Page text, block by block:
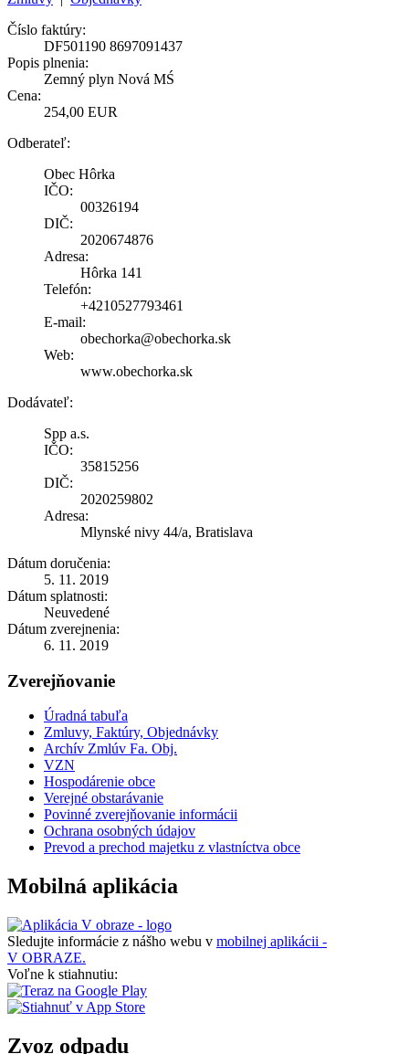
Číslo faktúry:
DF501190 8697091437
Popis plnenia:
Zemný plyn Nová MŚ
Cena:
254,00 EUR
Odberateľ:
Obec Hôrka
IČO:
00326194
DIČ:
2020674876
Adresa:
Hôrka 141
Telefón:
+4210527793461
E-mail:
obechorka@obechorka.sk
Web:
www.obechorka.sk
Dodávateľ:
Spp a.s.
IČO:
35815256
DIČ:
2020259802
Adresa:
Mlynské nivy 44/a, Bratislava
Dátum doručenia:
5. 11. 2019
Dátum splatnosti:
Neuvedené
Dátum zverejnenia:
6. 11. 2019
Zverejňovanie
Úradná tabuľa
Zmluvy, Faktúry, Objednávky
Archív Zmlúv Fa. Obj.
VZN
Hospodárenie obce
Verejné obstarávanie
Povinné zverejňovanie informácii
Ochrana osobných údajov
Prevod a prechod majetku z vlastníctva obce
Mobilná aplikácia
Sledujte informácie z nášho webu v mobilnej aplikácii -
V OBRAZE.
Voľne k stiahnutiu:
Zvoz odpadu